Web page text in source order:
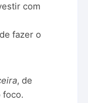
com
fazer o
, de
foco.